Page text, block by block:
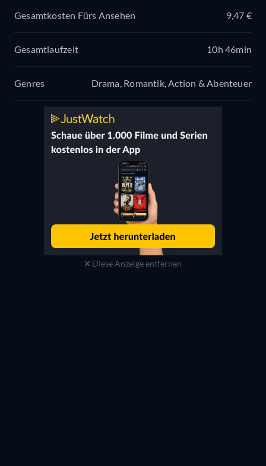
Gesamtkosten Fürs Ansehen 9,47 €
Gesamtlaufzeit 10h 46min
Genres Drama, Romantik, Action & Abenteuer
Diese Anzeige entfernen